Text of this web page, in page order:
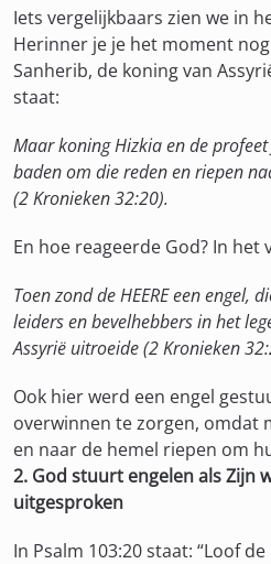
Iets vergelijkbaars zien we in
Herinner je je het moment
Sanherib, de koning van
staat:
Maar koning Hizkia en de profeet
baden om die reden en riepen
(2 Kronieken 32:20).
En hoe reageerde God? In het
Toen zond de HEERE een engel,
leiders en bevelhebbers in het
Assyrië uitroeide (2 Kronieken
Ook hier werd een engel
overwinnen te zorgen, omdat
en naar de hemel riepen om
2. God stuurt engelen als Zijn
uitgesproken
In Psalm 103:20 staat: “Loof de